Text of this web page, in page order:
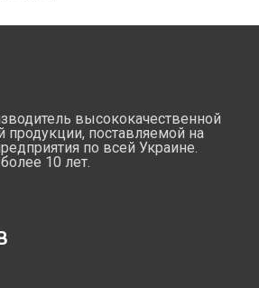
высококачественной
продукции, поставляемой на
по всей Украине.
10 лет.